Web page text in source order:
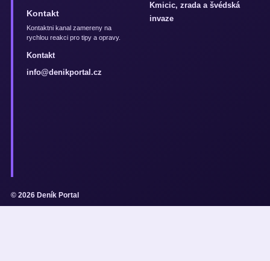
Kmicic, zrada a švédská
invaze
Kontakt
Kontaktni kanal zamereny na
rychlou reakci pro tipy a opravy.
Kontakt
info@denikportal.cz
© 2026 Deník Portal